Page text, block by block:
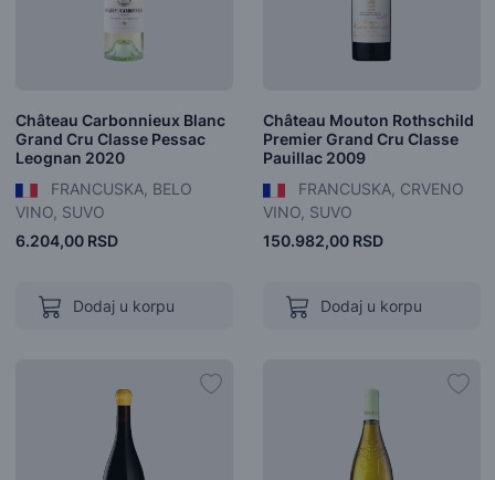
Château Carbonnieux Blanc
Grand Cru Classe Pessac
Leognan 2020
FRANCUSKA, BELO
VINO, SUVO
6.204,00 RSD
Dodaj u korpu
Château Mouton Rothschild
Premier Grand Cru Classe
Pauillac 2009
FRANCUSKA, CRVENO
VINO, SUVO
150.982,00 RSD
Dodaj u korpu